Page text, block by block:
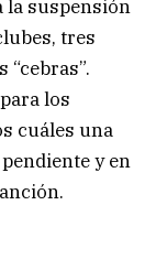
la suspensión
tres
“cebras”.
los
cuáles una
y en